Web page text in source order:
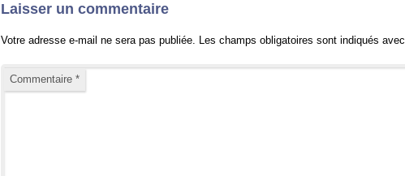
Laisser un commentaire
Votre adresse e-mail ne sera pas publiée. Les champs obligatoires sont indiqués avec
Commentaire*